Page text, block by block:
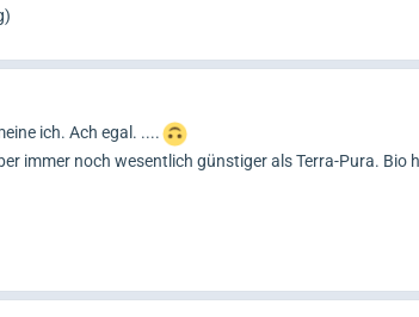
ich. Ach egal. ....
immer noch wesentlich günstiger als Terra-Pura. Bio